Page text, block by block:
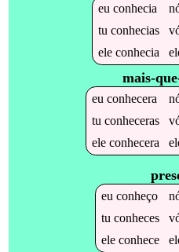
eu conhecia
tu conhecias
ele conhecia
mais-
eu conhecera
tu conheceras
ele conhecera
eu conheço
tu conheces
ele conhece